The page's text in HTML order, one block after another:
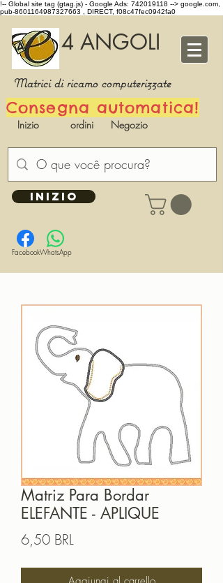
!-- Global site tag (gtag.js) - Google Ads: 742019118 --> google.com,
pub-8601164987327663 , DIRECT, f08c47fec0942fa0
4 ANGOLI
Matrici di ricamo computerizzate
Consegna automatica!
Inizio ordini Negozio
INIZIO
FacebookWhatsApp
Matriz Para Bordar
ELEFANTE - APLIQUE
6,50 BRL